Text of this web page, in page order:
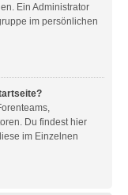
Ein Administrator
im persönlichen
Du findest hier
im Einzelnen